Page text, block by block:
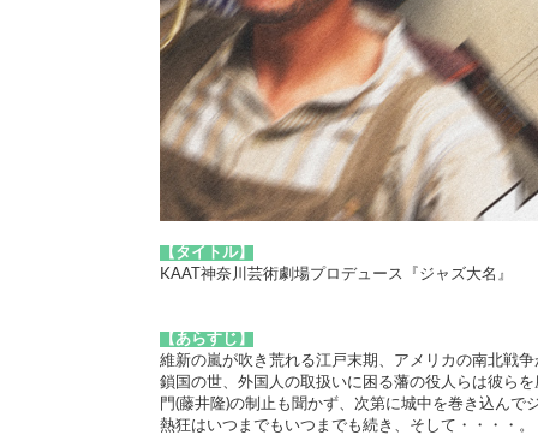
【タイトル】
KAAT神奈川芸術劇場プロデュース『ジャズ大名』
【あらすじ】
維新の嵐が吹き荒れる江戸末期、アメリカの南北戦
鎖国の世、外国人の取扱いに困る藩の役人らは彼ら
門(藤井隆)の制止も聞かず、次第に城中を巻き込んで
熱狂はいつまでもいつまでも続き、そして・・・・。